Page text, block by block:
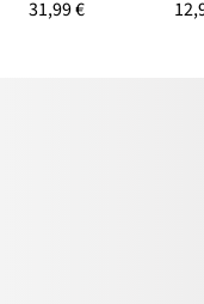
31,99 €